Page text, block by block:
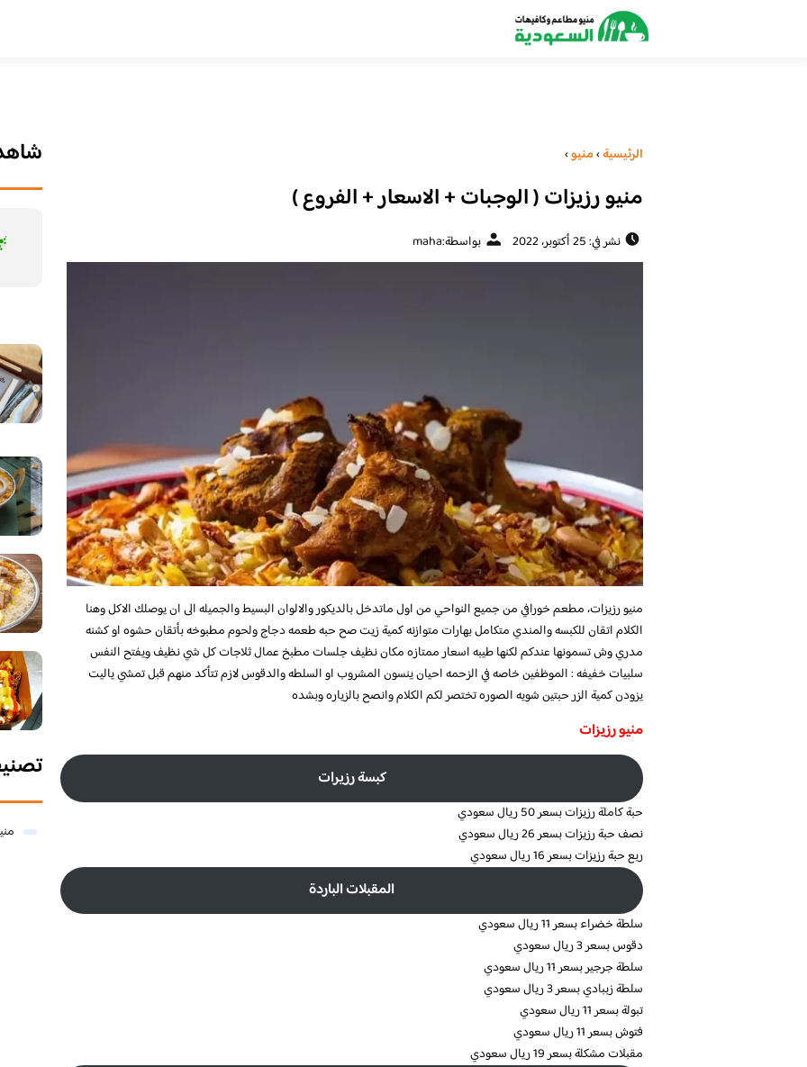
الرئيسية›منيو›
منيو رزيزات ( الوجبات + الاسعار + الفروع )
نشر في: 25 أكتوبر، 2022 بواسطة:maha
منيو رزيزات، مطعم خورافي من جميع النواحي من اول ماتدخل بالديكور والالوان البسيط والجميله الى ان يوصلك الاكل وهنا
الكلام اتقان للكبسه والمندي متكامل بهارات متوازنه كمية زيت صح حبه طعمه دجاج ولحوم مطبوخه بأتقان حشوه او كشنه
مدري وش تسمونها عندكم لكنها طيبه اسعار ممتازه مكان نظيف جلسات مطبخ عمال ثلاجات كل شي نظيف ويفتح النفس
سلبيات خفيفه : الموظفين خاصه في الزحمه احيان ينسون المشروب او السلطه والدقوس لازم تتأكد منهم قبل تمشي ياليت
يزودن كمية الزر حبتين شويه الصوره تختصر لكم الكلام وانصح بالزياره وبشده
منيو رزيزات
كبسة رزيرات
حبة كاملة رزيزات بسعر 50 ريال سعودي
نصف حبة رزيزات بسعر 26 ريال سعودي
ربع حبة رزيزات بسعر 16 ريال سعودي
المقبلات الباردة
سلطة خضراء بسعر 11 ريال سعودي
دقوس بسعر 3 ريال سعودي
سلطة جرجير بسعر 11 ريال سعودي
سلطة زببادي بسعر 3 ريال سعودي
تبولة بسعر 11 ريال سعودي
فتوش بسعر 11 ريال سعودي
مقبلات مشكلة بسعر 19 ريال سعودي